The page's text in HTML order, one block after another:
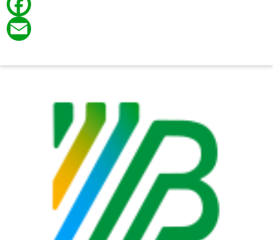
Facebook